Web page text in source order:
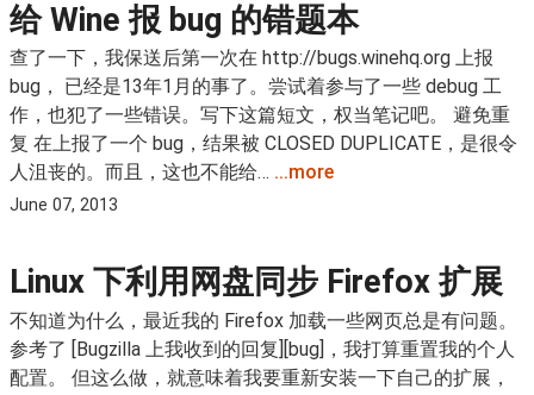
给 Wine 报 bug 的错题本
查了一下，我保送后第一次在 http://bugs.winehq.org 上报
bug， 已经是13年1月的事了。尝试着参与了一些 debug 工
作，也犯了一些错误。写下这篇短文，权当笔记吧。 避免重
复 在上报了一个 bug，结果被 CLOSED DUPLICATE，是很令
人沮丧的。而且，这也不能给… ...more
June 07, 2013
Linux 下利用网盘同步 Firefox 扩展
不知道为什么，最近我的 Firefox 加载一些网页总是有问题。
参考了 [Bugzilla 上我收到的回复][bug]，我打算重置我的个人
配置。 但这么做，就意味着我要重新安装一下自己的扩展，